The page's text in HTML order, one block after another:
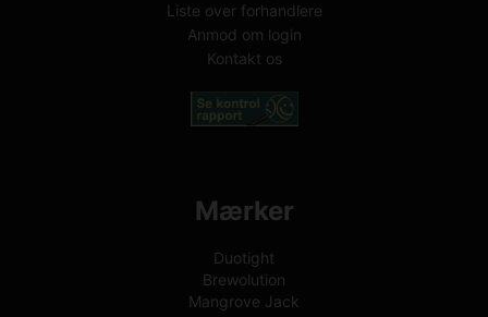
Liste over forhandlere
Anmod om login
Kontakt os
Mærker
Duotight
Brewolution
Mangrove Jack